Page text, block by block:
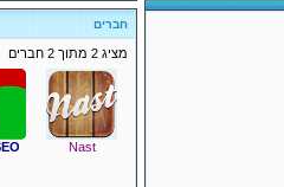
חברים
מציג 2 מתוך 2 חברים
Nast